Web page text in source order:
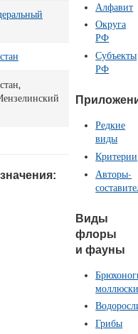
Алфавит
Округа
РФ
Субъекты
РФ
Редкие
виды
Критерии
Авторы-
Виды
флоры
и фауны
Грибы